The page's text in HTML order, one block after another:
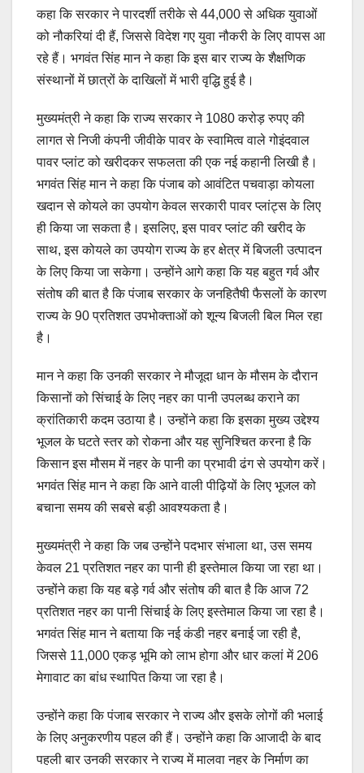
कहा कि सरकार ने पारदर्शी तरीके से 44,000 से अधिक युवाओं
को नौकरियां दी हैं, जिससे विदेश गए युवा नौकरी के लिए वापस आ
रहे हैं। भगवंत सिंह मान ने कहा कि इस बार राज्य के शैक्षणिक
संस्थानों में छात्रों के दाखिलों में भारी वृद्धि हुई है।
मुख्यमंत्री ने कहा कि राज्य सरकार ने 1080 करोड़ रुपए की
लागत से निजी कंपनी जीवीके पावर के स्वामित्व वाले गोइंदवाल
पावर प्लांट को खरीदकर सफलता की एक नई कहानी लिखी है।
भगवंत सिंह मान ने कहा कि पंजाब को आवंटित पचवाड़ा कोयला
खदान से कोयले का उपयोग केवल सरकारी पावर प्लांट्स के लिए
ही किया जा सकता है। इसलिए, इस पावर प्लांट की खरीद के
साथ, इस कोयले का उपयोग राज्य के हर क्षेत्र में बिजली उत्पादन
के लिए किया जा सकेगा। उन्होंने आगे कहा कि यह बहुत गर्व और
संतोष की बात है कि पंजाब सरकार के जनहितैषी फैसलों के कारण
राज्य के 90 प्रतिशत उपभोक्ताओं को शून्य बिजली बिल मिल रहा
है।
मान ने कहा कि उनकी सरकार ने मौजूदा धान के मौसम के दौरान
किसानों को सिंचाई के लिए नहर का पानी उपलब्ध कराने का
क्रांतिकारी कदम उठाया है। उन्होंने कहा कि इसका मुख्य उद्देश्य
भूजल के घटते स्तर को रोकना और यह सुनिश्चित करना है कि
किसान इस मौसम में नहर के पानी का प्रभावी ढंग से उपयोग करें।
भगवंत सिंह मान ने कहा कि आने वाली पीढ़ियों के लिए भूजल को
बचाना समय की सबसे बड़ी आवश्यकता है।
मुख्यमंत्री ने कहा कि जब उन्होंने पदभार संभाला था, उस समय
केवल 21 प्रतिशत नहर का पानी ही इस्तेमाल किया जा रहा था।
उन्होंने कहा कि यह बड़े गर्व और संतोष की बात है कि आज 72
प्रतिशत नहर का पानी सिंचाई के लिए इस्तेमाल किया जा रहा है।
भगवंत सिंह मान ने बताया कि नई कंडी नहर बनाई जा रही है,
जिससे 11,000 एकड़ भूमि को लाभ होगा और धार कलां में 206
मेगावाट का बांध स्थापित किया जा रहा है।
उन्होंने कहा कि पंजाब सरकार ने राज्य और इसके लोगों की भलाई
के लिए अनुकरणीय पहल की हैं। उन्होंने कहा कि आजादी के बाद
पहली बार उनकी सरकार ने राज्य में मालवा नहर के निर्माण का